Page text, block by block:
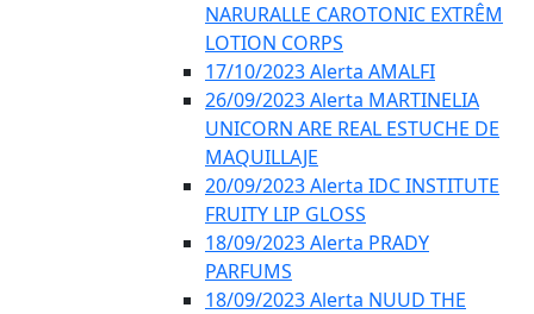
NARURALLE CAROTONIC EXTRÊM
LOTION CORPS
17/10/2023 Alerta AMALFI
26/09/2023 Alerta MARTINELIA
UNICORN ARE REAL ESTUCHE DE
MAQUILLAJE
20/09/2023 Alerta IDC INSTITUTE
FRUITY LIP GLOSS
18/09/2023 Alerta PRADY
PARFUMS
18/09/2023 Alerta NUUD THE